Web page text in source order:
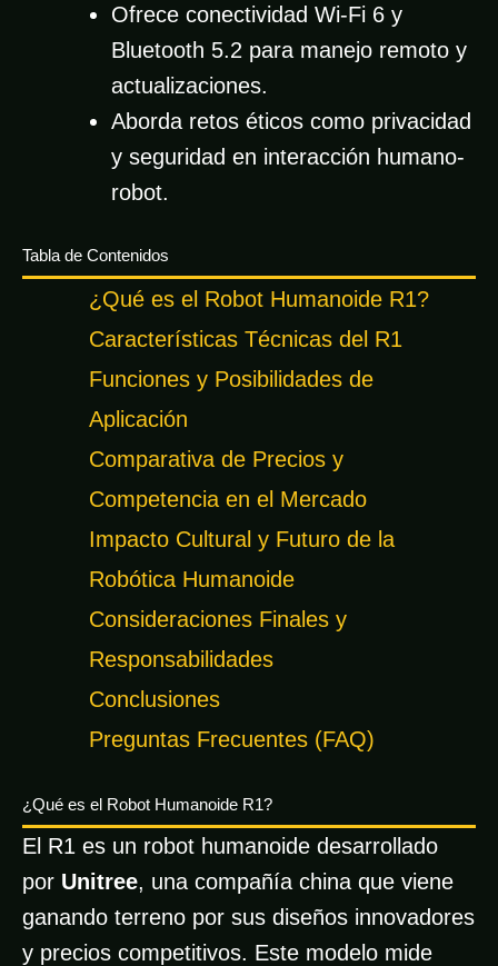
Ofrece conectividad Wi-Fi 6 y
Bluetooth 5.2 para manejo remoto y
actualizaciones.
Aborda retos éticos como privacidad
y seguridad en interacción humano-
robot.
Tabla de Contenidos
¿Qué es el Robot Humanoide R1?
Características Técnicas del R1
Funciones y Posibilidades de
Aplicación
Comparativa de Precios y
Competencia en el Mercado
Impacto Cultural y Futuro de la
Robótica Humanoide
Consideraciones Finales y
Responsabilidades
Conclusiones
Preguntas Frecuentes (FAQ)
¿Qué es el Robot Humanoide R1?
El R1 es un robot humanoide desarrollado
por Unitree, una compañía china que viene
ganando terreno por sus diseños innovadores
y precios competitivos. Este modelo mide